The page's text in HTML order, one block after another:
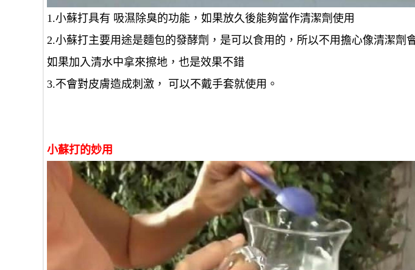
1.小蘇打具有 吸濕除臭的功能，如果放久後能夠當作清潔劑使用
2.小蘇打主要用途是麵包的發酵劑，是可以食用的，所以不用擔心像清潔劑
如果加入清水中拿來擦地，也是效果不錯
3.不會對皮膚造成刺激， 可以不戴手套就使用。
小蘇打的妙用